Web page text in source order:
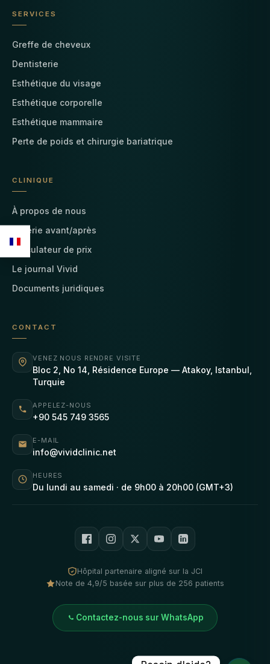
SERVICES
Greffe de cheveux
Dentisterie
Esthétique du visage
Esthétique corporelle
Esthétique mammaire
Perte de poids et chirurgie bariatrique
CLINIQUE
À propos de nous
Galerie avant/après
Calculateur de prix
Le journal Vivid
Documents juridiques
CONTACT
VENEZ NOUS RENDRE VISITE
Bloc 2, No 14, Résidence Europe — Atakoy, Istanbul,
Turquie
APPELEZ-NOUS
+90 545 749 3565
E-MAIL
info@vividclinic.net
HEURES
Du lundi au samedi · de 9h00 à 20h00 (GMT+3)
Hôpital partenaire aligné sur la JCI
Note de 4,9/5 basée sur plus de 256 patients
Contactez-nous sur WhatsApp